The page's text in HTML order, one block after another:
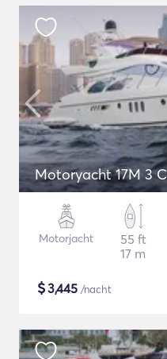
Motoryacht 17M 3
Motorjacht
55 ft
17 m
$3,445 /nacht